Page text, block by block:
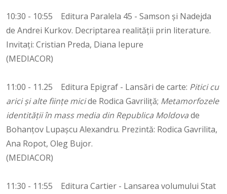
10:30 - 10:55 Editura Paralela 45 - Samson și Nadejda
de Andrei Kurkov. Decriptarea realității prin literature.
Invitați: Cristian Preda, Diana Iepure
(MEDIACOR)
11:00 - 11.25 Editura Epigraf - Lansări de carte: Pitici cu
arici și alte ființe micide Rodica Gavriliță; Metamorfozele
identității în mass media din Republica Moldovade
Bohanțov Lupașcu Alexandru. Prezintă: Rodica Gavrilita,
Ana Ropot, Oleg Bujor.
(MEDIACOR)
11:30 - 11:55 Editura Cartier - Lansarea volumului Stat